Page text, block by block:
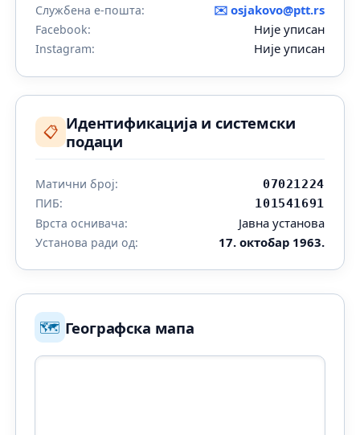
Службена е-пошта: ✉️ osjakovo@ptt.rs
Facebook: Није уписан
Instagram: Није уписан
📋 Идентификација и системски
подаци
Матични број: 07021224
ПИБ: 101541691
Врста оснивача: Јавна установа
Установа ради од: 17. октобар 1963.
🗺️ Географска мапа